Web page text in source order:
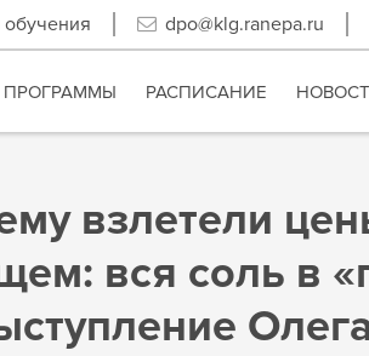
dpo@klg.ranepa.ru
ПРОГРАММЫ РАСПИСАНИЕ
взлетели
вся соль в